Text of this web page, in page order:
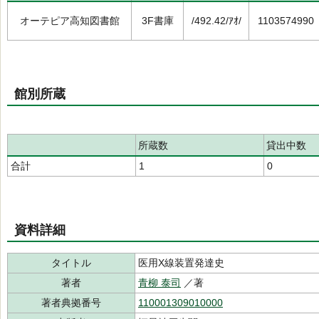
オーテピア高知図書館 3F書庫 /492.42/ｱｵ/ 1103574990
館別所蔵
所蔵数
貸出中数
合計
1 0
資料詳細
タイトル
医用X線装置発達史
著者
青柳 泰司
／著
著者典拠番号
110001309010000